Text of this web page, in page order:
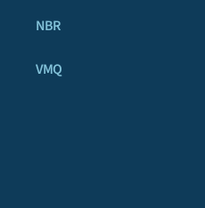
NBR
VMQ